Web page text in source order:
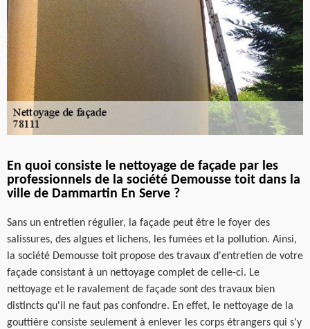
En quoi consiste le nettoyage de façade par les
professionnels de la société Demousse toit dans la
ville de Dammartin En Serve ?
Sans un entretien régulier, la façade peut être le foyer des
salissures, des algues et lichens, les fumées et la pollution. Ainsi,
la société Demousse toit propose des travaux d'entretien de votre
façade consistant à un nettoyage complet de celle-ci. Le
nettoyage et le ravalement de façade sont des travaux bien
distincts qu'il ne faut pas confondre. En effet, le nettoyage de la
gouttière consiste seulement à enlever les corps étrangers qui s'y